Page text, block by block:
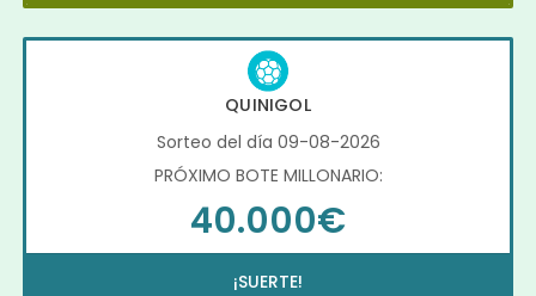
QUINIGOL
Sorteo del día 09-08-2026
PRÓXIMO BOTE MILLONARIO:
40.000€
¡SUERTE!